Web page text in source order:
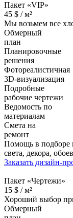
Пакет «VIP»
45 $ /м²
Мы возьмем все
Обмерный
план
Планировочные
решения
Фотореалистичная
3D-визуализация
Подробные
рабочие чертежи
Ведомость по
материалам
Смета на
ремонт
Помощь в подборе
света, декора,
Заказать дизайн-
Пакет «Чертежи»
15 $ /м²
Хороший выбор
Обмерный